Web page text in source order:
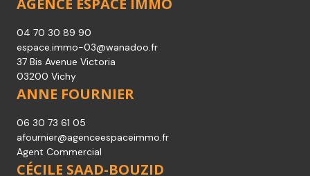
37 bis avenue Victoria
03200 Vichy
AGENCE ESPACE IMMO